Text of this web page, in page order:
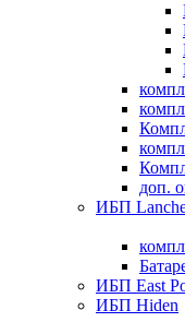
доп.
ИБП
ИБП East
ИБП Hiden